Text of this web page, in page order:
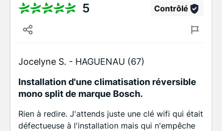
5 Contrôlé
Jocelyne S. - HAGUENAU (67)
Installation d'une climatisation réversible
mono split de marque Bosch.
Rien à redire. J'attends juste une clé wifi qui était
défectueuse à l'installation mais qui n'empêche